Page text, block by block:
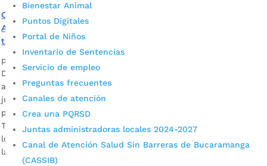
Bienestar Animal
Puntos Digitales
Portal de Niños
Inventario de Sentencias
Servicio de empleo
Preguntas frecuentes
Canales de atención
Crea una PQRSD
Juntas administradoras locales 2024-2027
Canal de Atención Salud Sin Barreras de Bucaramanga
(CASSIB)
Con visitas a los barrios y un conversatorio virtual, la
Alcaldía de Bucaramanga conmemora la lucha contra la
trata de personas
por
Durante una semana, la Administración Municipal
adelantará diversas actividades para conmemorar este 30
julio, el Día Mundial de lucha contra la trata de
personas. Este lunes, desde las 8:00: a.m., el Bus de la
Tolerancia recorrerá el norte de la ciudad sensibilizando a
los bumangueses acerca de este flagelo que sigue estando
latente, más aún con […]